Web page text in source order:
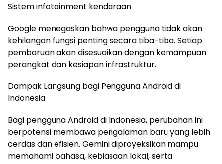
Sistem infotainment kendaraan
Google menegaskan bahwa pengguna tidak akan
kehilangan fungsi penting secara tiba-tiba. Setiap
pembaruan akan disesuaikan dengan kemampuan
perangkat dan kesiapan infrastruktur.
Dampak Langsung bagi Pengguna Android di
Indonesia
Bagi pengguna Android di Indonesia, perubahan ini
berpotensi membawa pengalaman baru yang lebih
cerdas dan efisien. Gemini diproyeksikan mampu
memahami bahasa, kebiasaan lokal, serta